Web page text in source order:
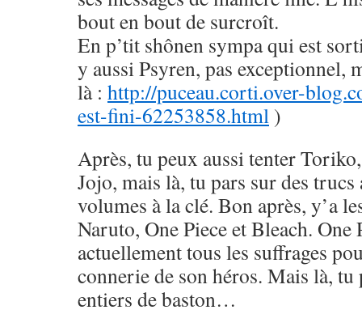
bout en bout de surcroît.
En p’tit shônen sympa qui est
y aussi Psyren, pas exceptionnel,
là : http://puceau.corti.over-
est-fini-62253858.html )
Après, tu peux aussi tenter
Jojo, mais là, tu pars sur des trucs
volumes à la clé. Bon après, y’a
Naruto, One Piece et Bleach. One
actuellement tous les suffrages
connerie de son héros. Mais là,
entiers de baston…